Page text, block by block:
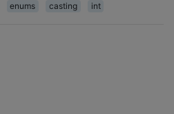
enums casting int